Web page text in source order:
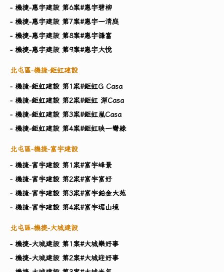
- 機捷-惠宇建設 第6案#惠宇碧柳
- 機捷-惠宇建設 第7案#惠宇一清庭
- 機捷-惠宇建設 第8案#惠宇謙富
- 機捷-惠宇建設 第9案#惠宇大悅
北屯區-機捷-鉅虹建設
- 機捷-鉅虹建設 第1案#鉅虹G Casa
- 機捷-鉅虹建設 第2案#鉅虹 深Casa
- 機捷-鉅虹建設 第3案#鉅虹嵐Casa
- 機捷-鉅虹建設 第4案#鉅虹映一彎綠
北屯區-機捷-富宇建設
- 機捷-富宇建設 第1案#富宇峰景
- 機捷-富宇建設 第2案#富宇富好
- 機捷-富宇建設 第3案#富宇鉑金大苑
- 機捷-富宇建設 第4案#富宇琚山境
北屯區-機捷-大城建設
- 機捷-大城建設 第1案#大城樂好事
- 機捷-大城建設 第2案#大城迎好事